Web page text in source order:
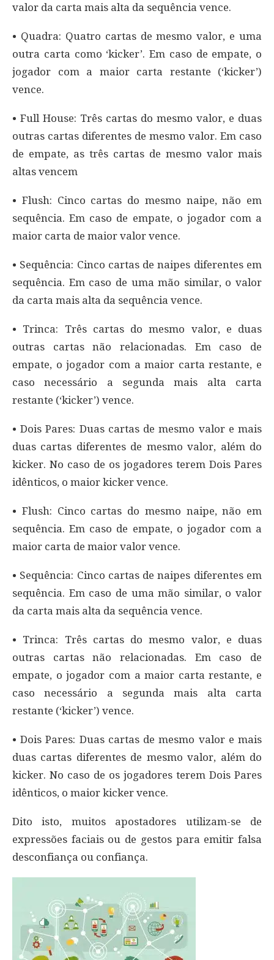
valor da carta mais alta da sequência vence.
• Quadra: Quatro cartas de mesmo valor, e uma
outra carta como ‘kicker’. Em caso de empate, o
jogador com a maior carta restante (‘kicker’)
vence.
• Full House: Três cartas do mesmo valor, e duas
outras cartas diferentes de mesmo valor. Em caso
de empate, as três cartas de mesmo valor mais
altas vencem
• Flush: Cinco cartas do mesmo naipe, não em
sequência. Em caso de empate, o jogador com a
maior carta de maior valor vence.
• Sequência: Cinco cartas de naipes diferentes em
sequência. Em caso de uma mão similar, o valor
da carta mais alta da sequência vence.
• Trinca: Três cartas do mesmo valor, e duas
outras cartas não relacionadas. Em caso de
empate, o jogador com a maior carta restante, e
caso necessário a segunda mais alta carta
restante (‘kicker’) vence.
• Dois Pares: Duas cartas de mesmo valor e mais
duas cartas diferentes de mesmo valor, além do
kicker. No caso de os jogadores terem Dois Pares
idênticos, o maior kicker vence.
• Flush: Cinco cartas do mesmo naipe, não em
sequência. Em caso de empate, o jogador com a
maior carta de maior valor vence.
• Sequência: Cinco cartas de naipes diferentes em
sequência. Em caso de uma mão similar, o valor
da carta mais alta da sequência vence.
• Trinca: Três cartas do mesmo valor, e duas
outras cartas não relacionadas. Em caso de
empate, o jogador com a maior carta restante, e
caso necessário a segunda mais alta carta
restante (‘kicker’) vence.
• Dois Pares: Duas cartas de mesmo valor e mais
duas cartas diferentes de mesmo valor, além do
kicker. No caso de os jogadores terem Dois Pares
idênticos, o maior kicker vence.
Dito isto, muitos apostadores utilizam-se de
expressões faciais ou de gestos para emitir falsa
desconfiança ou confiança.